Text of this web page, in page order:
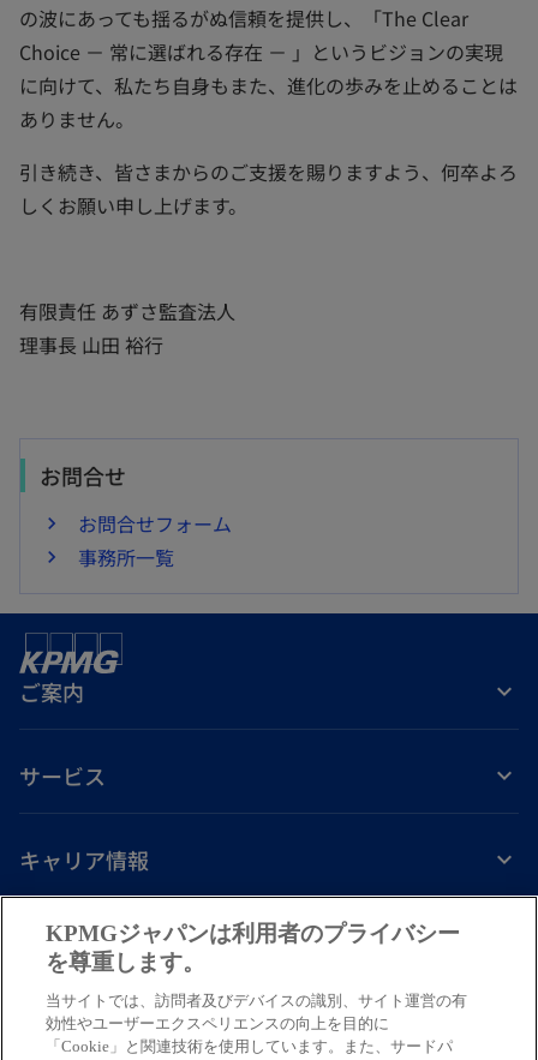
の波にあっても揺るがぬ信頼を提供し、「The Clear
Choice － 常に選ばれる存在 － 」というビジョンの実現
に向けて、私たち自身もまた、進化の歩みを止めることは
ありません。
引き続き、皆さまからのご支援を賜りますよう、何卒よろ
しくお願い申し上げます。
有限責任 あずさ監査法人
理事長 山田 裕行
お問合せ
お問合せフォーム
事務所一覧
ご案内
サービス
キャリア情報
し
い
タ
ブ
し
タ
ブ
し
タ
ブ
し
タ
ブ
し
タ
ブ
免責事項プライバシーポリシー
© 2026 KPMG AZSA LLC, a limited liability audit corporation
incorporated under the Japanese Certified Public Accountants Law and
KPMGジャパンは利用者のプライバシー
を尊重します。
当サイトでは、訪問者及びデバイスの識別、サイト運営の有
効性やユーザーエクスペリエンスの向上を目的に
「Cookie」と関連技術を使用しています。また、サードパ